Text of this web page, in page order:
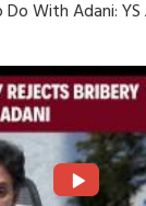
With Adani: YS